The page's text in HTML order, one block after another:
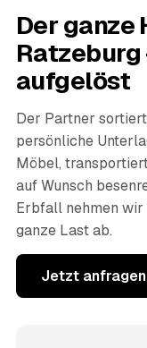
Der ganze
aufgelöst
Der Partner
persönliche
Möbel,
auf Wunsch
Erbfall nehmen wir
ganze Last ab.
Jetzt anfragen